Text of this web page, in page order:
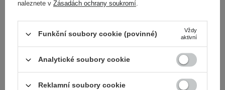
naleznete v Zásadách ochrany soukromí.
Funkční soubory cookie (povinné)
Vždy
aktivní
Analytické soubory cookie
Reklamní soubory cookie